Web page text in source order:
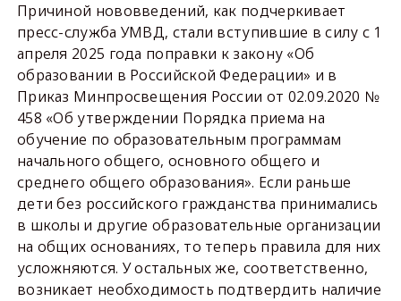
Причиной нововведений, как подчеркивает
пресс-служба УМВД, стали вступившие в силу с 1
апреля 2025 года поправки к закону «Об
образовании в Российской Федерации» и в
Приказ Минпросвещения России от 02.09.2020 №
458 «Об утверждении Порядка приема на
обучение по образовательным программам
начального общего, основного общего и
среднего общего образования». Если раньше
дети без российского гражданства принимались
в школы и другие образовательные организации
на общих основаниях, то теперь правила для них
усложняются. У остальных же, соответственно,
возникает необходимость подтвердить наличие